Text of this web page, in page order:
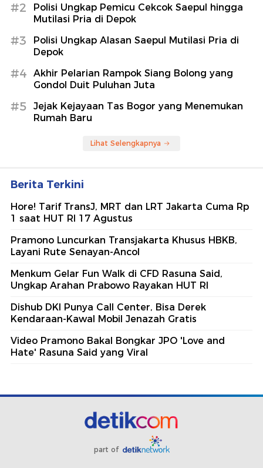
#2
Polisi Ungkap Pemicu Cekcok Saepul hingga
Mutilasi Pria di Depok
#3
Polisi Ungkap Alasan Saepul Mutilasi Pria di
Depok
#4
Akhir Pelarian Rampok Siang Bolong yang
Gondol Duit Puluhan Juta
#5
Jejak Kejayaan Tas Bogor yang Menemukan
Rumah Baru
Lihat Selengkapnya
Berita Terkini
Hore! Tarif TransJ, MRT dan LRT Jakarta Cuma Rp
1 saat HUT RI 17 Agustus
Pramono Luncurkan Transjakarta Khusus HBKB,
Layani Rute Senayan-Ancol
Menkum Gelar Fun Walk di CFD Rasuna Said,
Ungkap Arahan Prabowo Rayakan HUT RI
Dishub DKI Punya Call Center, Bisa Derek
Kendaraan-Kawal Mobil Jenazah Gratis
Video Pramono Bakal Bongkar JPO 'Love and
Hate' Rasuna Said yang Viral
part of